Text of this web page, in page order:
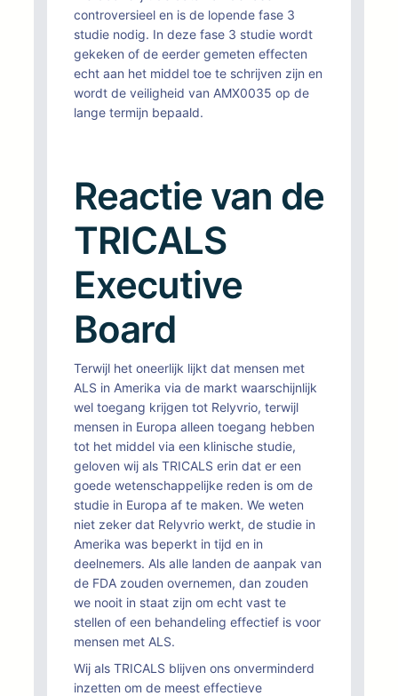
controversieel en is de lopende fase 3
studie nodig. In deze fase 3 studie wordt
gekeken of de eerder gemeten effecten
echt aan het middel toe te schrijven zijn en
wordt de veiligheid van AMX0035 op de
lange termijn bepaald.
Reactie van de
TRICALS
Executive
Board
Terwijl het oneerlijk lijkt dat mensen met
ALS in Amerika via de markt waarschijnlijk
wel toegang krijgen tot Relyvrio, terwijl
mensen in Europa alleen toegang hebben
tot het middel via een klinische studie,
geloven wij als TRICALS erin dat er een
goede wetenschappelijke reden is om de
studie in Europa af te maken. We weten
niet zeker dat Relyvrio werkt, de studie in
Amerika was beperkt in tijd en in
deelnemers. Als alle landen de aanpak van
de FDA zouden overnemen, dan zouden
we nooit in staat zijn om echt vast te
stellen of een behandeling effectief is voor
mensen met ALS.
Wij als TRICALS blijven ons onverminderd
inzetten om de meest effectieve